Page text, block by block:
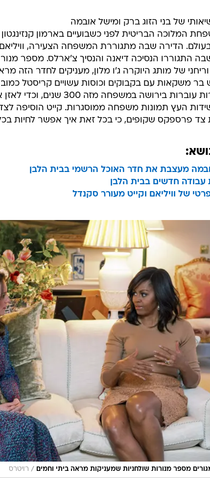
של בני הזוג ברק ומישל אובמה
המלוכה הבריטית לפני כשבועיים בארמון
הדירה שבה מתגוררת המשפחה הצעירה,
התגוררו הנסיכה דיאנה והנסיך צ'ארלס. מספר
של מותג היוקרה ג'ו מלון, מעניקים לחדר הזה
בר משקאות עם בקבוקים וכוסות עשויים קריסטל
על הקירות עוברות בירושה
העץ תמונות משפחה ממוסגרות. קייט הוסיפה
צד פרספקס שקופים, כי בכל זאת איך אפשר לחיות
מעצבת את חדר האוכל הרשמי בבית הלבן
עבודה חדשים בבית הלבן
של וויליאם וקייט מעורר סקנדל
מספר מנורות שולחניות שמעניקות מראה ביתי וחמים / רויטרס